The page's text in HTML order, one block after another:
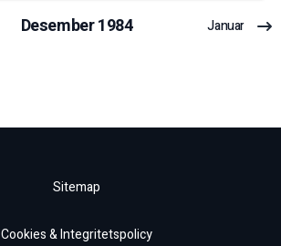
Desember1984 Januar
Sitemap
Cookies & Integritetspolicy